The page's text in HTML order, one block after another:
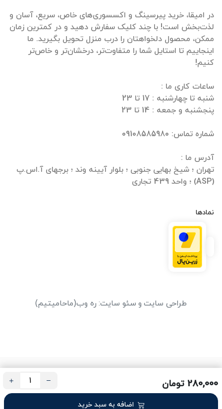
280,000 تومان
اضافه به سبد خرید
در امیقا، خرید پیرسینگ و اکسسوری‌های خاص، سریع، آسان و
لذت‌بخش است! با چند کلیک سفارش دهید و در کمترین زمان
ممکن، محصول دلخواهتان را درب منزل تحویل بگیرید. ما
اینجاییم تا استایل شما را متفاوت‌تر، درخشان‌تر و خاص‌تر
تهران ؛ شیخ بهایی جنوبی ؛ بلوار آیینه وند ؛ برجهای آ.اس.پ
(ASP) ؛ واحد 439 تجاری
نمادها
طراحی سایت و سئو سایت: ره وب(ماحامیتیم)